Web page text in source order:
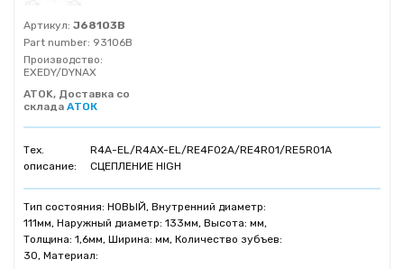
Артикул: J68103B
Part number: 93106B
Производство:
EXEDY/DYNAX
ATOK, Доставка со
склада АТОК
Тех.
описание:
R4A-EL/R4AX-EL/RE4F02A/RE4R01/RE5R01A
СЦЕПЛЕНИЕ HIGH
Тип состояния: НОВЫЙ, Внутренний диаметр:
111мм, Наружный диаметр: 133мм, Высота: мм,
Толщина: 1,6мм, Ширина: мм, Количество зубъев:
30, Материал: